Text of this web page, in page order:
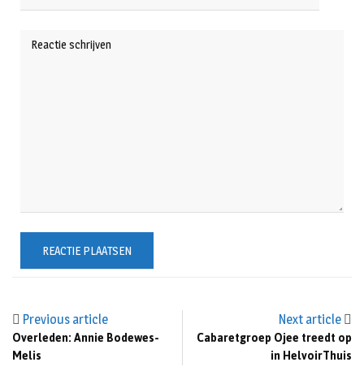
Previous article
Overleden: Annie Bodewes-
Melis
Next article
Cabaretgroep Ojee treedt op
in HelvoirThuis